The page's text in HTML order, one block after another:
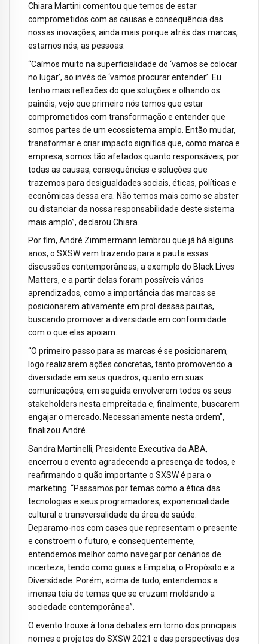
Chiara Martini comentou que temos de estar
comprometidos com as causas e consequência das
nossas inovações, ainda mais porque atrás das marcas,
estamos nós, as pessoas.
“Caímos muito na superficialidade do ‘vamos se colocar
no lugar’, ao invés de ‘vamos procurar entender’. Eu
tenho mais reflexões do que soluções e olhando os
painéis, vejo que primeiro nós temos que estar
comprometidos com transformação e entender que
somos partes de um ecossistema amplo. Então mudar,
transformar e criar impacto significa que, como marca e
empresa, somos tão afetados quanto responsáveis, por
todas as causas, consequências e soluções que
trazemos para desigualdades sociais, éticas, políticas e
econômicas dessa era. Não temos mais como se abster
ou distanciar da nossa responsabilidade deste sistema
mais amplo”, declarou Chiara.
Por fim, André Zimmermann lembrou que já há alguns
anos, o SXSW vem trazendo para a pauta essas
discussões contemporâneas, a exemplo do Black Lives
Matters, e a partir delas foram possíveis vários
aprendizados, como a importância das marcas se
posicionarem ativamente em prol dessas pautas,
buscando promover a diversidade em conformidade
com o que elas apoiam.
“O primeiro passo para as marcas é se posicionarem,
logo realizarem ações concretas, tanto promovendo a
diversidade em seus quadros, quanto em suas
comunicações, em seguida envolverem todos os seus
stakeholders nesta empreitada e, finalmente, buscarem
engajar o mercado. Necessariamente nesta ordem”,
finalizou André.
Sandra Martinelli, Presidente Executiva da ABA,
encerrou o evento agradecendo a presença de todos, e
reafirmando o quão importante o SXSW é para o
marketing. “Passamos por temas como a ética das
tecnologias e seus programadores, exponencialidade
cultural e transversalidade da área de saúde.
Deparamo-nos com cases que representam o presente
e constroem o futuro, e consequentemente,
entendemos melhor como navegar por cenários de
incerteza, tendo como guias a Empatia, o Propósito e a
Diversidade. Porém, acima de tudo, entendemos a
imensa teia de temas que se cruzam moldando a
sociedade contemporânea”.
O evento trouxe à tona debates em torno dos principais
nomes e projetos do SXSW 2021 e das perspectivas dos